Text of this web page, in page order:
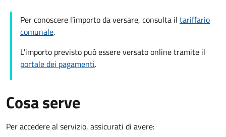
Per conoscere l’importo da versare, consulta il tariffario
comunale.
L'importo previsto può essere versato online tramite il
portale dei pagamenti.
Cosa serve
Per accedere al servizio, assicurati di avere: